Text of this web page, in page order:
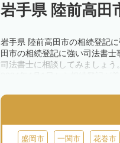
岩手県 陸前高田
岩手県 陸前高田市の相続登記
田市の相続登記に強い司法書
司法書士に相談してみましょう。
きが必要です。義務化前の相続
相続登記は法律で定められて
制度の活用を検討しましょう
盛岡市 一関市 花巻市